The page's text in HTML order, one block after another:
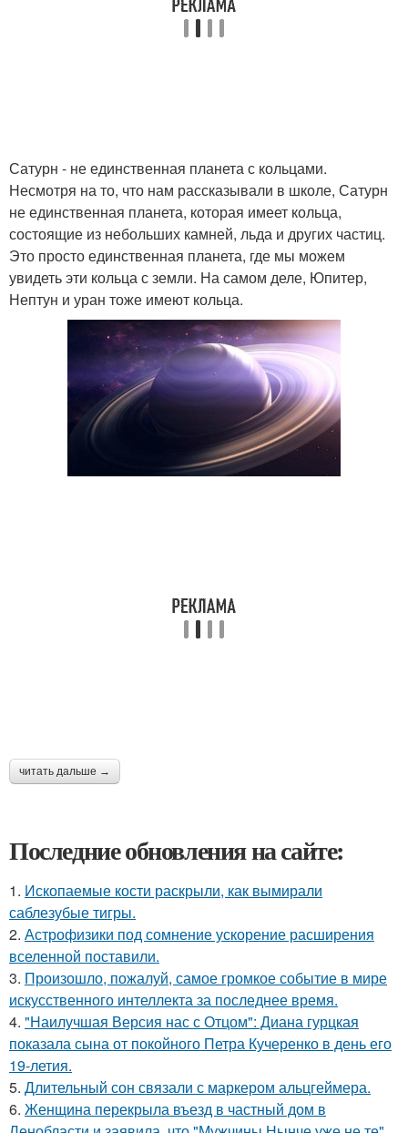
Сатурн - не единственная планета с кольцами.
Несмотря на то, что нам рассказывали в школе, Сатурн
не единственная планета, которая имеет кольца,
состоящие из небольших камней, льда и других частиц.
Это просто единственная планета, где мы можем
увидеть эти кольца с земли. На самом деле, Юпитер,
Нептун и уран тоже имеют кольца.
читать дальше →
Последние обновления на сайте:
1. Ископаемые кости раскрыли, как вымирали
саблезубые тигры.
2. Астрофизики под сомнение ускорение расширения
вселенной поставили.
3. Произошло, пожалуй, самое громкое событие в мире
искусственного интеллекта за последнее время.
4. "Наилучшая Версия нас с Отцом": Диана гурцкая
показала сына от покойного Петра Кучеренко в день его
19-летия.
5. Длительный сон связали с маркером альцгеймера.
6. Женщина перекрыла въезд в частный дом в